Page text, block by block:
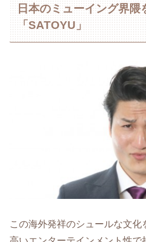
日本のミューイング界隈
「SATOYU」
この海外発祥のシュールな文